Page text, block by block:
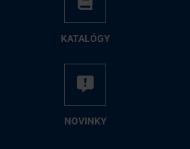
KA­TA­LÓ­GY
NO­VIN­KY